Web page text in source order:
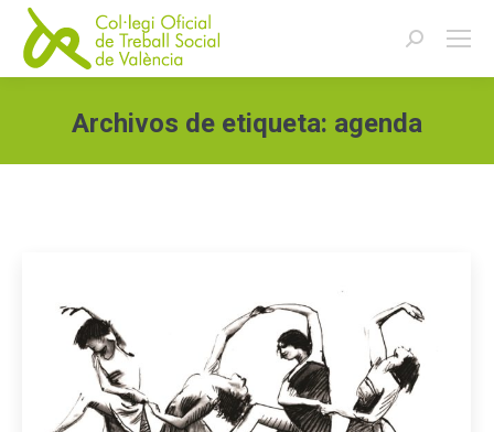
Buscar:
Archivos de etiqueta: agenda